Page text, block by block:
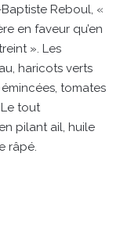
Reboul, «
en faveur qu’en
». Les
haricots verts
tomates
tout
pilant ail, huile
râpé.